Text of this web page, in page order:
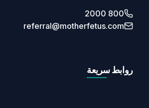
800 2000
referral@motherfetus.com
روابط سريعة